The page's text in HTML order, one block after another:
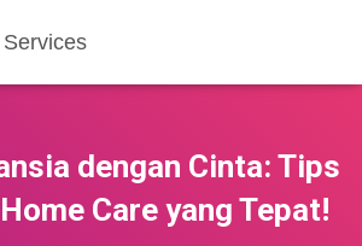
dengan Cinta: Tips
Care yang Tepat!